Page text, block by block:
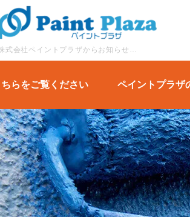
株式会社ペイントプラザからお知らせや塗装に関するコラムなどブログ形式でご紹介します。
ちらをご覧ください ペイントプラザ